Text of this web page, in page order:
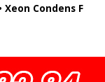
Xeon Condens F